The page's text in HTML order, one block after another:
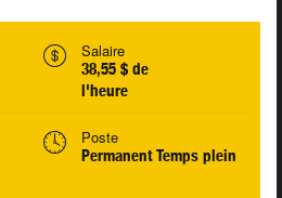
Salaire
38,55 $ de
l'heure
Poste
Permanent Temps plein